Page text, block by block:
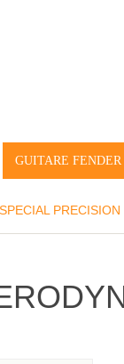
GUITARE FENDER